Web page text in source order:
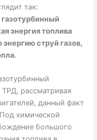
так:
энергия топлива
струй газов,
рассматривая
данный факт
химической
большого